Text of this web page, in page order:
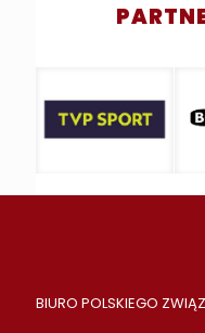
BIURO POLSKIEGO